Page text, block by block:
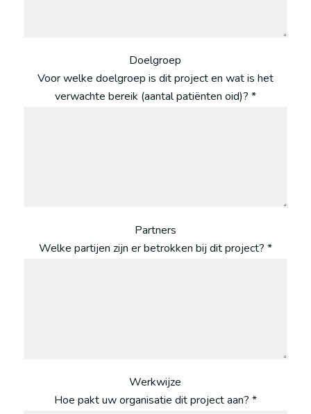
Doelgroep
Voor welke doelgroep is dit project en wat is het
verwachte bereik (aantal patiënten oid)? *
Partners
Welke partijen zijn er betrokken bij dit project? *
Werkwijze
Hoe pakt uw organisatie dit project aan? *